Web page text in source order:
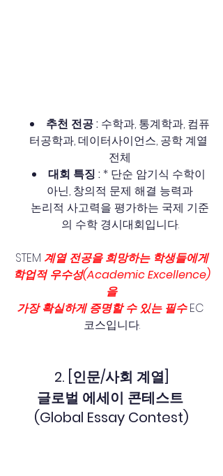
추천 전공 : 수학과, 통계학과, 컴퓨
터공학과, 데이터사이언스, 공학 계열
전체
대회 특징 : * 단순 암기식 수학이
아닌, 창의적 문제 해결 능력과
논리적 사고력을 평가하는 국제 기준
의 수학 경시대회입니다.
STEM 계열 전공을 희망하는 학생들에게
학업적 우수성(Academic Excellence)
을
가장 확실하게 증명할 수 있는 필수 EC
코스입니다.
2. [인문/사회 계열]
글로벌 에세이 콘테스트
(Global Essay Contest)